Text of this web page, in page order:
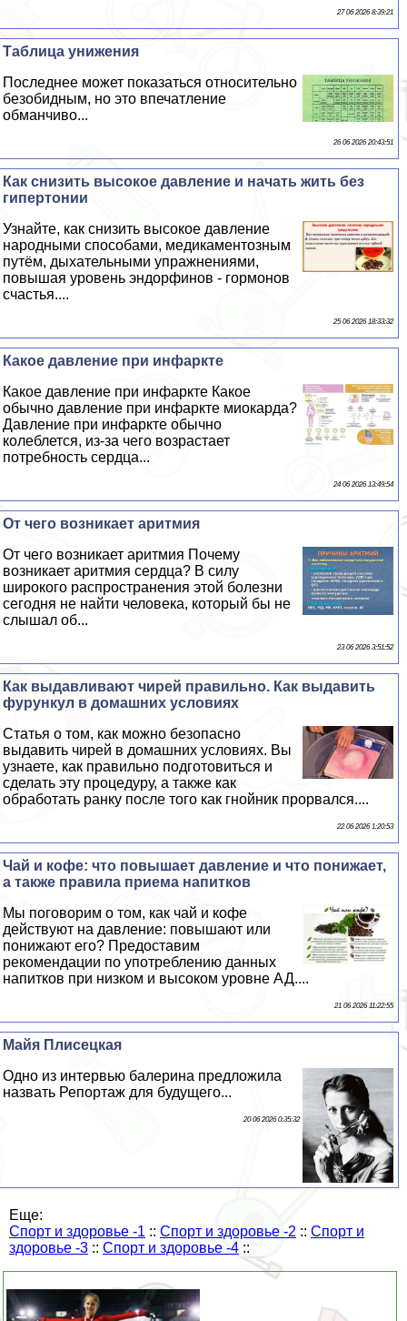
27 06 2026 8:39:21
Таблица унижения
Последнее может показаться относительно
безобидным, но это впечатление
обманчиво...
26 06 2026 20:43:51
Как снизить высокое давление и начать жить без
гипертонии
Узнайте, как снизить высокое давление
народными способами, медикаментозным
путём, дыхательными упражнениями,
повышая уровень эндорфинов - гормонов
счастья....
25 06 2026 18:33:32
Какое давление при инфаркте
Какое давление при инфаркте Какое
обычно давление при инфаркте миокарда?
Давление при инфаркте обычно
колeблется, из-за чего возрастает
потребность сердца...
24 06 2026 13:49:54
От чего возникает аритмия
От чего возникает аритмия Почему
возникает аритмия сердца? В силу
широкого распространения этой болезни
сегодня не найти человека, который бы не
слышал об...
23 06 2026 3:51:52
Как выдавливают чирей правильно. Как выдавить
фурункул в домашних условиях
Статья о том, как можно безопасно
выдавить чирей в домашних условиях. Вы
узнаете, как правильно подготовиться и
сделать эту процедуру, а также как
обработать ранку после того как гнойник прорвался....
22 06 2026 1:20:53
Чай и кофе: что повышает давление и что понижает,
а также правила приема напитков
Мы поговорим о том, как чай и кофе
действуют на давление: повышают или
понижают его? Предоставим
рекомендации по употрeблению данных
напитков при низком и высоком уровне АД....
21 06 2026 11:22:55
Майя Плисецкая
Одно из интервью балерина предложила
назвать Репортаж для будущего...
20 06 2026 0:35:32
Еще:
Спорт и здоровье -1 :: Спорт и здоровье -2 :: Спорт и
здоровье -3 :: Спорт и здоровье -4 ::